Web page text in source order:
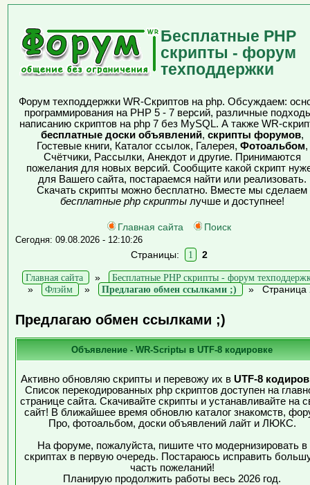
Бесплатные PHP
скрипты - форум
техподдержки
Форум техподдержки WR-Скриптов на php. Обсуждаем:
программирования на PHP 5 - 7 версий, различные
написанию скриптов на php 7 без MySQL. А также WR-
бесплатные доски объявлений, скрипты форумов,
Гостевые книги, Каталог ссылок, Галерея, Фотоальбом,
Счётчики, Рассылки, Анекдот и другие. Принимаются
пожелания для новых версий. Сообщите какой скрипт
для Вашего сайта, постараемся найти или реализовать.
Скачать скрипты можно бесплатно. Вместе мы сделаем
бесплатные php скриптылучше и доступнее!
Главная сайта Поиск
Сегодня: 09.08.2026 - 12:10:26
Страницы: 1 2
Главная сайта »
Бесплатные PHP скрипты - форум
»
Флэйм » Предлагаю обмен ссылками ;) » Страница
Предлагаю обмен ссылками ;)
Объявление - WR-Scriptы в UTF-8 кодировке
Активно обновляю скрипты и перевожу их в UTF-8
Список перекодированных php скриптов доступен на
странице сайта. Скачивайте скрипты и устанавливайте на
сайт! В ближайшее время обновлю каталог знакомств,
Про, фотоальбом, доски объявлений лайт и ЛЮКС.
На форуме, пожалуйста, пишите что модернизировать в
скриптах в первую очередь. Постараюсь исправить
часть пожеланий!
Планирую продолжить работы весь 2026 год.